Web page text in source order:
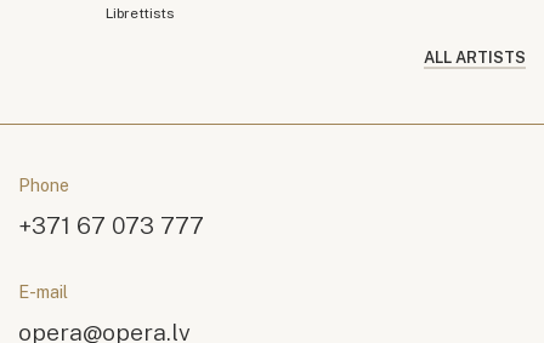
Librettists
ALL ARTISTS
Phone
+371 67 073 777
E-mail
opera@opera.lv